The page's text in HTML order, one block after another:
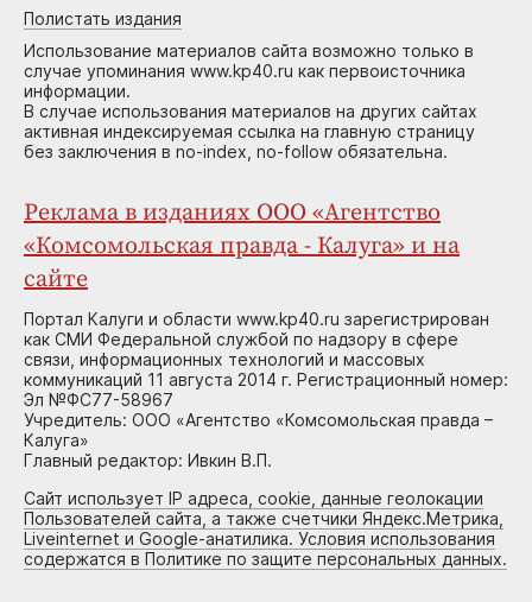
Полистать издания
Использование материалов сайта возможно только в
случае упоминания www.kp40.ru как первоисточника
информации.
В случае использования материалов на других сайтах
активная индексируемая ссылка на главную страницу
без заключения в no-index, no-follow обязательна.
Реклама в изданиях ООО «Агентство
«Комсомольская правда - Калуга» и на
сайте
Портал Калуги и области www.kp40.ru зарегистрирован
как СМИ Федеральной службой по надзору в сфере
связи, информационных технологий и массовых
коммуникаций 11 августа 2014 г. Регистрационный номер:
Эл №ФС77-58967
Учредитель: ООО «Агентство «Комсомольская правда –
Калуга»
Главный редактор: Ивкин В.П.
Сайт использует IP адреса, cookie, данные геолокации
Пользователей сайта, а также счетчики Яндекс.Метрика,
Liveinternet и Google-анатилика. Условия использования
содержатся в Политике по защите персональных данных.